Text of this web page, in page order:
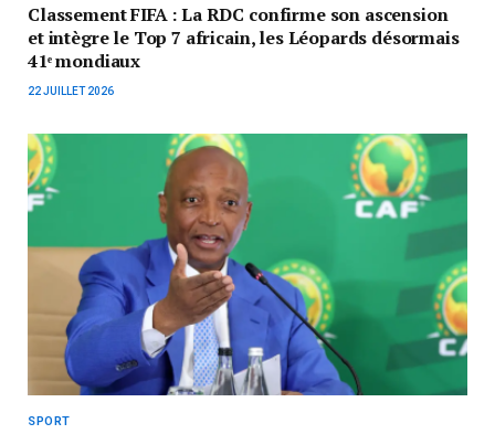
Classement FIFA : La RDC confirme son ascension
et intègre le Top 7 africain, les Léopards désormais
41ᵉ mondiaux
22 JUILLET 2026
SPORT